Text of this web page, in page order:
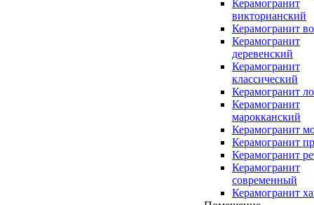
Керамогранит
викторианский
Керамогранит
Керамогранит
деревенский
Керамогранит
классический
Керамогранит
Керамогранит
марокканский
Керамогранит
Керамогранит
Керамогранит
Керамогранит
современный
Керамогранит